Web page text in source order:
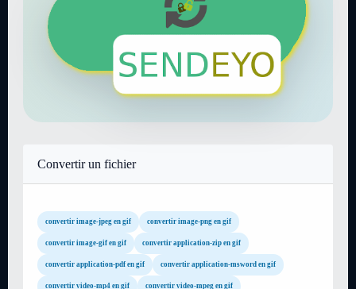
Convertir un fichier
convertir image-jpeg en gif convertir image-png en gif
convertir image-gif en gif convertir application-zip en gif
convertir application-pdf en gif convertir application-msword en gif
convertir video-mp4 en gif convertir video-mpeg en gif